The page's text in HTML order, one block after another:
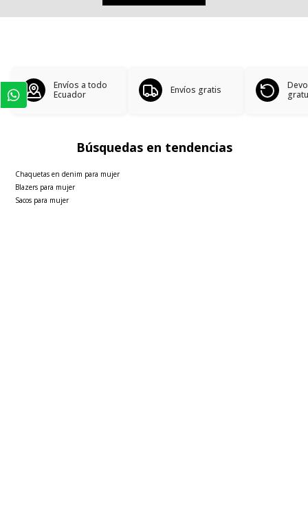
Envíos a todo
Ecuador
Envíos gratis
Búsquedas en tendencias
Chaquetas en denim para mujer
Blazers para mujer
Sacos para mujer